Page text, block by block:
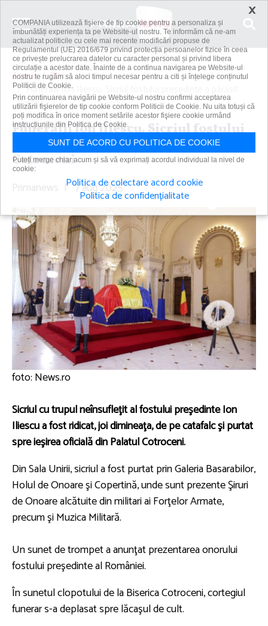
Acasă
Știri
Funeralii Ion Iliescu. Sicriul fostului preşedinte a părăsit
Palatul...
Funeralii Ion Iliescu. Sicriul fostului
preşedinte a părăsit Palatul
Cotroceni
Primanews | 7 aug 2025
foto: News.ro
Sicriul cu trupul neînsufleţit al fostului preşedinte Ion
Iliescu a fost ridicat, joi dimineaţa, de pe catafalc şi purtat
spre ieşirea oficială din Palatul Cotroceni.
Din Sala Unirii, sicriul a fost purtat prin Galeria Basarabilor,
Holul de Onoare şi Copertină, unde sunt prezente Şiruri
de Onoare alcătuite din militari ai Forţelor Armate,
precum şi Muzica Militară.
Un sunet de trompet a anunţat prezentarea onorului
fostului preşedinte al României.
În sunetul clopotului de la Biserica Cotroceni, cortegiul
funerar s-a deplasat spre lăcaşul de cult.
×
COMPANIA utilizează fişiere de tip cookie pentru a personaliza și
îmbunătăți experiența ta pe Website-ul nostru. Te informăm că ne-am
actualizat politicile cu cele mai recente modificări propuse de
Regulamentul (UE) 2016/679 privind protecția persoanelor fizice în ceea
ce privește prelucrarea datelor cu caracter personal și privind libera
circulație a acestor date. Înainte de a continua navigarea pe Website-ul
nostru te rugăm să aloci timpul necesar pentru a citi și înțelege conținutul
Politicii de Cookie.
Prin continuarea navigării pe Website-ul nostru confirmi acceptarea
utilizării fişierelor de tip cookie conform Politicii de Cookie. Nu uita totuși că
poți modifica în orice moment setările acestor fişiere cookie urmând
instrucțiunile din Politica de Cookie.
SUNT DE ACORD CU POLITICA DE COOKIE
Puteți merge chiar acum și să vă exprimați acordul individual la nivel de
cookie:
Politica de colectare acord cookie
Politica de confidențialitate